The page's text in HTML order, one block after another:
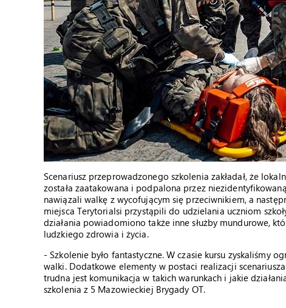
Scenariusz przeprowadzonego szkolenia zakładał, że
została zaatakowana i podpalona przez
nawiązali walkę z wycofującym się przeciwnikiem, a
miejsca Terytorialsi przystąpili do udzielania uczniom
działania powiadomiono także inne służby mundurowe,
ludzkiego zdrowia i życia.
- Szkolenie było fantastyczne. W czasie kursu zyskaliśmy
walki. Dodatkowe elementy w postaci realizacji
trudna jest komunikacja w takich warunkach i jakie
szkolenia z 5 Mazowieckiej Brygady OT.